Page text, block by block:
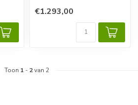
kan worden gebr...
€1.293,00
Toon 1 - 2van 2